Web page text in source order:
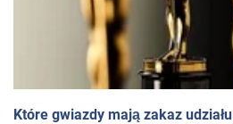
Które gwiazdy mają zakaz